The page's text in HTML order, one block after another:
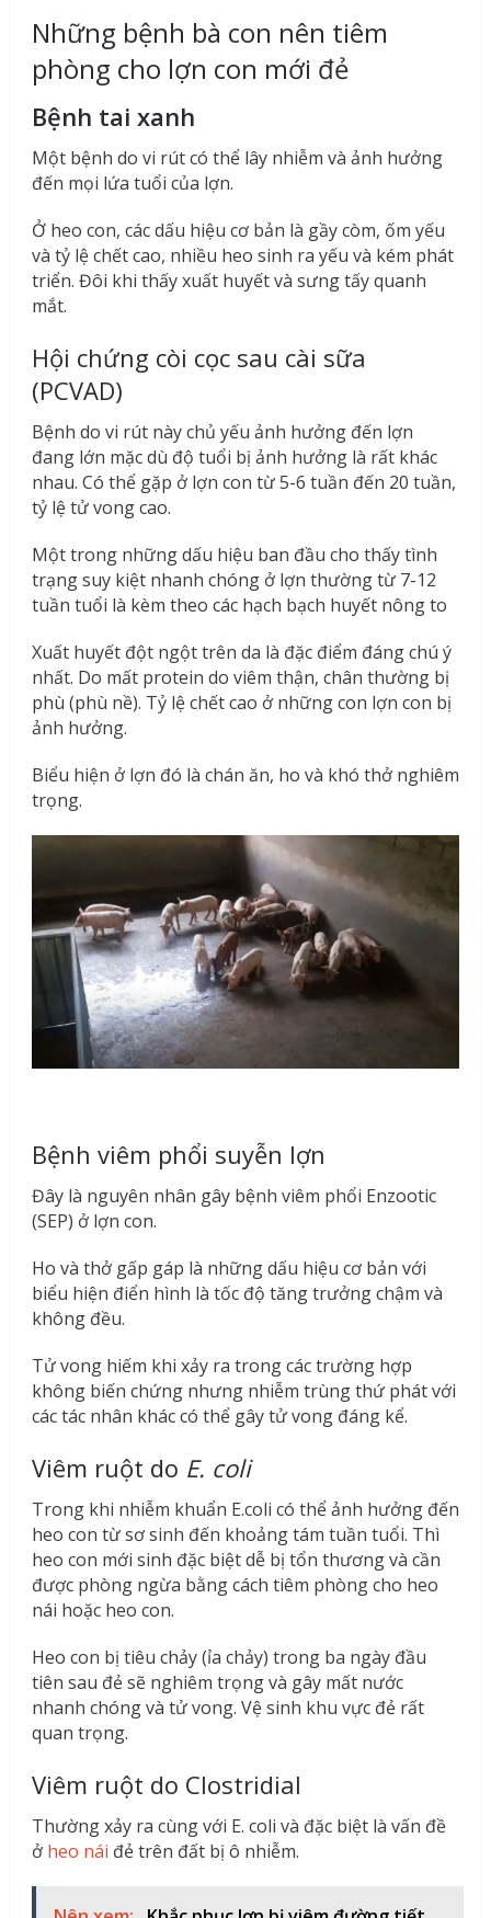
Những bệnh bà con nên tiêm
phòng cho lợn con mới đẻ
Bệnh tai xanh
Một bệnh do vi rút có thể lây nhiễm và ảnh hưởng
đến mọi lứa tuổi của lợn.
Ở heo con, các dấu hiệu cơ bản là gầy còm, ốm yếu
và tỷ lệ chết cao, nhiều heo sinh ra yếu và kém phát
triển. Đôi khi thấy xuất huyết và sưng tấy quanh
mắt.
Hội chứng còi cọc sau cài sữa
(PCVAD)
Bệnh do vi rút này chủ yếu ảnh hưởng đến lợn
đang lớn mặc dù độ tuổi bị ảnh hưởng là rất khác
nhau. Có thể gặp ở lợn con từ 5-6 tuần đến 20 tuần,
tỷ lệ tử vong cao.
Một trong những dấu hiệu ban đầu cho thấy tình
trạng suy kiệt nhanh chóng ở lợn thường từ 7-12
tuần tuổi là kèm theo các hạch bạch huyết nông to
Xuất huyết đột ngột trên da là đặc điểm đáng chú ý
nhất. Do mất protein do viêm thận, chân thường bị
phù (phù nề). Tỷ lệ chết cao ở những con lợn con bị
ảnh hưởng.
Biểu hiện ở lợn đó là chán ăn, ho và khó thở nghiêm
trọng.
Bệnh viêm phổi suyễn lợn
Đây là nguyên nhân gây bệnh viêm phổi Enzootic
(SEP) ở lợn con.
Ho và thở gấp gáp là những dấu hiệu cơ bản với
biểu hiện điển hình là tốc độ tăng trưởng chậm và
không đều.
Tử vong hiếm khi xảy ra trong các trường hợp
không biến chứng nhưng nhiễm trùng thứ phát với
các tác nhân khác có thể gây tử vong đáng kể.
Viêm ruột do E. coli
Trong khi nhiễm khuẩn E.coli có thể ảnh hưởng đến
heo con từ sơ sinh đến khoảng tám tuần tuổi. Thì
heo con mới sinh đặc biệt dễ bị tổn thương và cần
được phòng ngừa bằng cách tiêm phòng cho heo
nái hoặc heo con.
Heo con bị tiêu chảy (ỉa chảy) trong ba ngày đầu
tiên sau đẻ sẽ nghiêm trọng và gây mất nước
nhanh chóng và tử vong. Vệ sinh khu vực đẻ rất
quan trọng.
Viêm ruột do Clostridial
Thường xảy ra cùng với E. coli và đặc biệt là vấn đề
ở heo nái đẻ trên đất bị ô nhiễm.